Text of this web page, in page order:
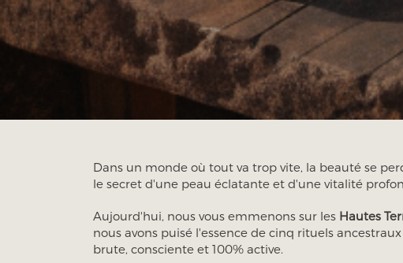
Dans un monde où tout va trop vite, la beauté se
le secret d'une peau éclatante et d'une vitalité
Aujourd'hui, nous vous emmenons sur les Hautes
nous avons puisé l'essence de cinq rituels
brute, consciente et 100% active.